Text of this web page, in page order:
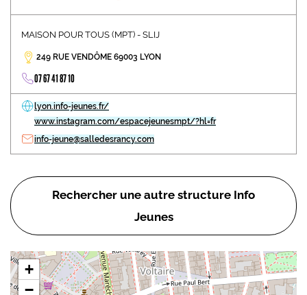
MAISON POUR TOUS (MPT) - SLIJ
249 RUE VENDÔME 69003 LYON
07 67 41 87 10
lyon.info-jeunes.fr/
www.instagram.com/espacejeunesmpt/?hl=fr
info-jeune@salledesrancy.com
Rechercher une autre structure Info
Jeunes
+
−